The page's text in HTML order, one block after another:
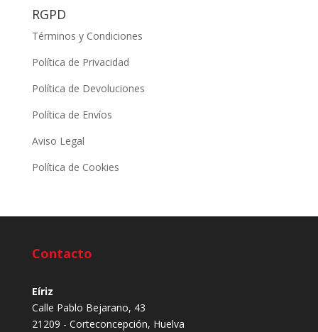
RGPD
Términos y Condiciones
Política de Privacidad
Política de Devoluciones
Política de Envíos
Aviso Legal
Política de Cookies
Contacto
Eíriz
Calle Pablo Bejarano, 43
21209 - Corteconcepción, Huelva